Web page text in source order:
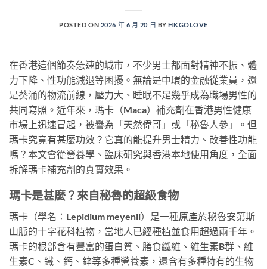
POSTED ON 2026 年 6 月 20 日 BYHKGOLOVE
在香港這個節奏急速的城市，不少男士都面對精神不振、體
力下降、性功能減退等困擾。無論是中環的金融從業員，還
是葵涌的物流前線，壓力大、睡眠不足幾乎成為職場男性的
共同寫照。近年來，瑪卡（Maca）補充劑在香港男性健康
市場上迅速冒起，被譽為「天然偉哥」或「秘魯人參」。但
瑪卡究竟有甚麼功效？它真的能提升男士精力、改善性功能
嗎？本文會從營養學、臨床研究與香港本地使用角度，全面
拆解瑪卡補充劑的真實效果。
瑪卡是甚麼？來自秘魯的超級食物
瑪卡（學名：Lepidium meyenii）是一種原產於秘魯安第斯
山脈的十字花科植物，當地人已經種植並食用超過兩千年。
瑪卡的根部含有豐富的蛋白質、膳食纖維、維生素B群、維
生素C、鐵、鈣、鋅等多種營養素，還含有多種特有的生物